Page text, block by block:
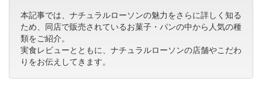
本記事では、ナチュラルローソンの魅力をさらに詳しく知る
ため、同店で販売されているお菓子・パンの中から人気の種
類をご紹介。
実食レビューとともに、ナチュラルローソンの店舗やこだわ
りをお伝えしてきます。